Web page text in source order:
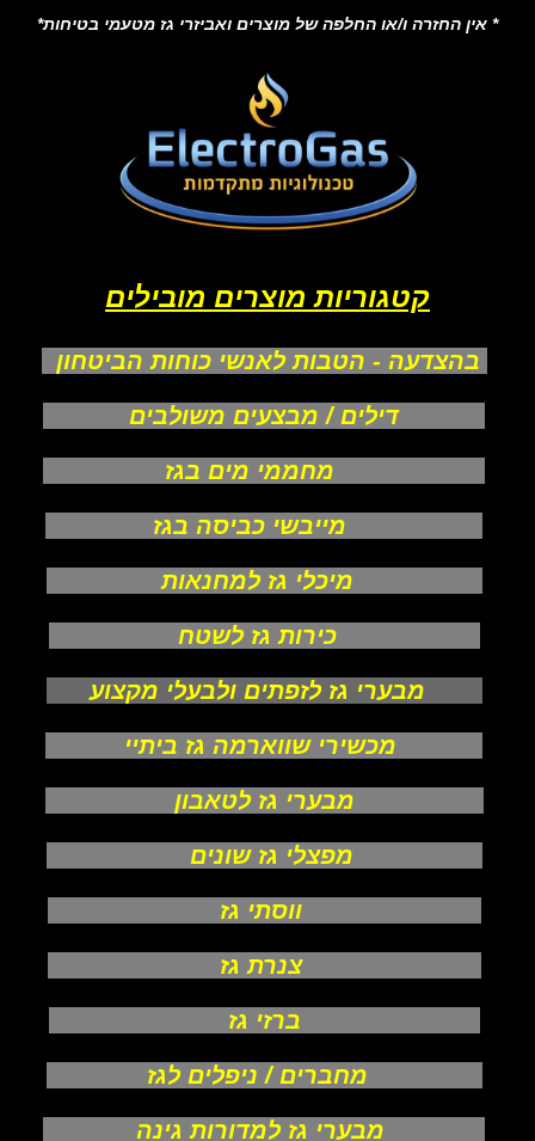
* אין החזרה ו/או החלפה של מוצרים ואביזרי גז מטעמי בטיחות*
קטגוריות מוצרים מובילים
בהצדעה - הטבות לאנשי כוחות הביטחון
דילים / מבצעים משולבים
מחממי מים בגז
מייבשי כביסה בגז
מיכלי גז למחנאות
כירות גז לשטח
מבערי גז לזפתים ולבעלי מקצוע
מכשירי שווארמה גז ביתיי
מבערי גז לטאבון
מפצלי גז שונים
ווסתי גז
צנרת גז
ברזי גז
מחברים / ניפלים לגז
מבערי גז למדורות גינה